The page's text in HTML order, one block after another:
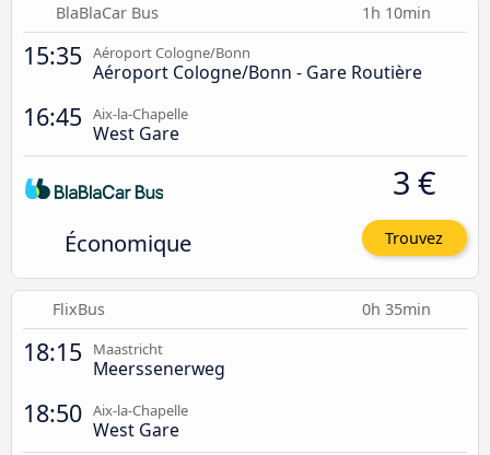
BlaBlaCar Bus 1h 10min
15:35 Aéroport Cologne/Bonn
Aéroport Cologne/Bonn - Gare Routière
16:45 Aix-la-Chapelle
West Gare
Économique
3 €
Trouvez
FlixBus 0h 35min
18:15 Maastricht
Meerssenerweg
18:50 Aix-la-Chapelle
West Gare